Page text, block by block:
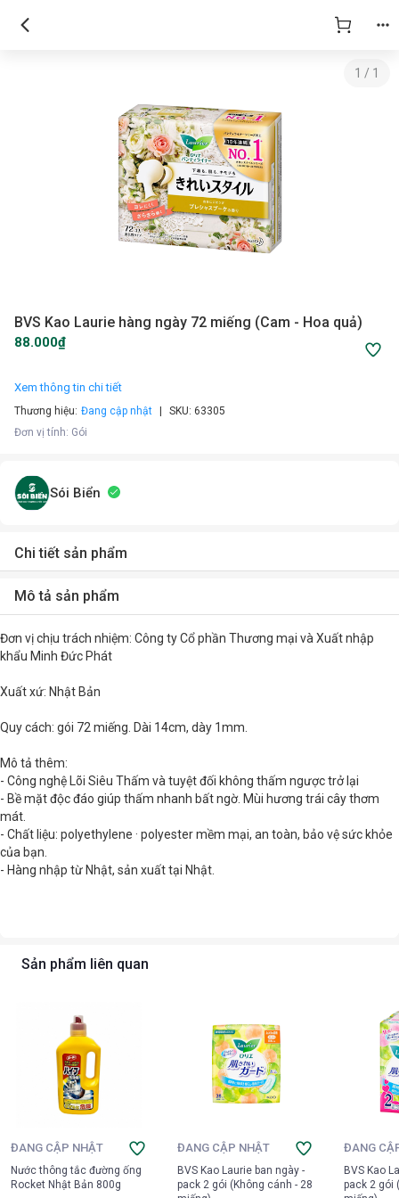
1 / 1
BVS Kao Laurie hàng ngày 72 miếng (Cam - Hoa quả)
88.000₫
Xem thông tin chi tiết
Thương hiệu: Đang cập nhật SKU: 63305
Đơn vị tính: Gói
Sói Biển
Chi tiết sản phẩm
Mô tả sản phẩm
Đơn vị chịu trách nhiệm: Công ty Cổ phần Thương mại và Xuất nhập
khẩu Minh Đức Phát
Xuất xứ: Nhật Bản
Quy cách: gói 72 miếng. Dài 14cm, dày 1mm.
Mô tả thêm:
- Công nghệ Lõi Siêu Thấm và tuyệt đối không thấm ngược trở lại
- Bề mặt độc đáo giúp thấm nhanh bất ngờ. Mùi hương trái cây thơm
mát.
- Chất liệu: polyethylene · polyester mềm mại, an toàn, bảo vệ sức khỏe
của bạn.
- Hàng nhập từ Nhật, sản xuất tại Nhật.
Sản phẩm liên quan
ĐANG CẬP NHẬT
Nước thông tắc đường ống
Rocket Nhật Bản 800g
ĐANG CẬP NHẬT
BVS Kao Laurie ban ngày -
pack 2 gói (Không cánh - 28
ĐANG
BVS Kao
pack 2 gói